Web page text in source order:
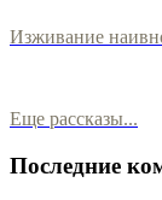
Изживание
Еще рассказы...
Последние